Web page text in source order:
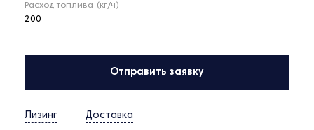
Расход топлива (кг/ч)
200
Отправить заявку
Лизинг Доставка